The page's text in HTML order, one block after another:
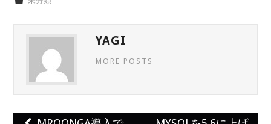
YAGI
MORE POSTS